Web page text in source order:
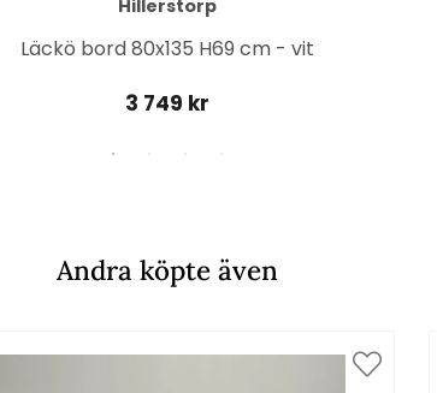
Hillerstorp
Läckö bord 80x135 H69 cm - vit
3 749 kr
Andra köpte även